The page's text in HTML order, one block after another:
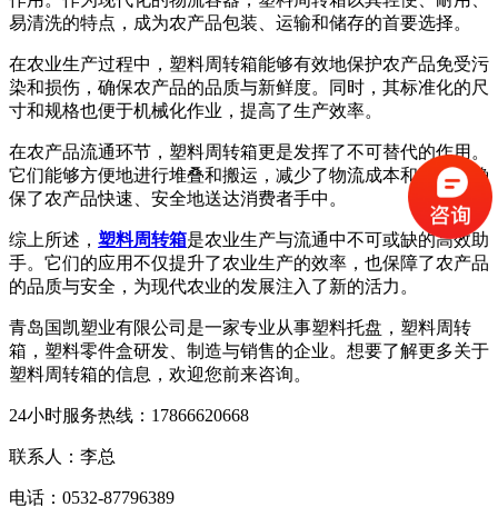
易清洗的特点，成为农产品包装、运输和储存的首要选择。
在农业生产过程中，塑料周转箱能够有效地保护农产品免受污
染和损伤，确保农产品的品质与新鲜度。同时，其标准化的尺
寸和规格也便于机械化作业，提高了生产效率。
在农产品流通环节，塑料周转箱更是发挥了不可替代的作用。
它们能够方便地进行堆叠和搬运，减少了物流成本和时间，确
保了农产品快速、安全地送达消费者手中。
综上所述， 塑料周转箱是农业生产与流通中不可或缺的高效助
手。它们的应用不仅提升了农业生产的效率，也保障了农产品
的品质与安全，为现代农业的发展注入了新的活力。
青岛国凯塑业有限公司是一家专业从事塑料托盘，塑料周转
箱，塑料零件盒研发、制造与销售的企业。想要了解更多关于
塑料周转箱的信息，欢迎您前来咨询。
24小时服务热线：17866620668
联系人：李总
电话：0532-87796389